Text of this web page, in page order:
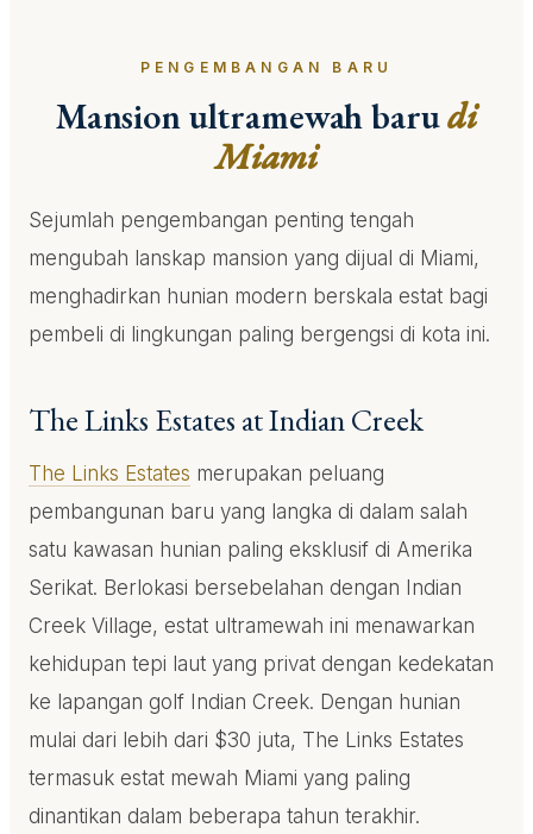
PENGEMBANGAN BARU
Mansion ultramewah barudi
Miami
Sejumlah pengembangan penting tengah
mengubah lanskap mansion yang dijual di Miami,
menghadirkan hunian modern berskala estat bagi
pembeli di lingkungan paling bergengsi di kota ini.
The Links Estates at Indian Creek
The Links Estates merupakan peluang
pembangunan baru yang langka di dalam salah
satu kawasan hunian paling eksklusif di Amerika
Serikat. Berlokasi bersebelahan dengan Indian
Creek Village, estat ultramewah ini menawarkan
kehidupan tepi laut yang privat dengan kedekatan
ke lapangan golf Indian Creek. Dengan hunian
mulai dari lebih dari $30 juta, The Links Estates
termasuk estat mewah Miami yang paling
dinantikan dalam beberapa tahun terakhir.